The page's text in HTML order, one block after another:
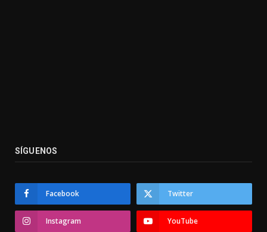
SÍGUENOS
Facebook Twitter
Instagram YouTube